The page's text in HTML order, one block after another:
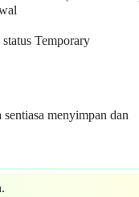
Temporary
menyimpan dan